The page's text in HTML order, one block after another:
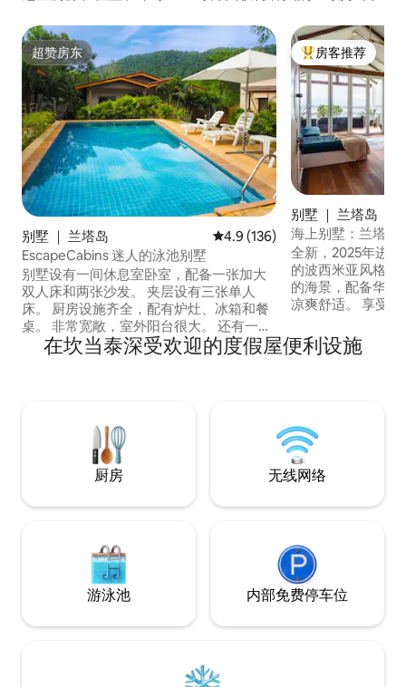
超赞房东
超赞房东
别墅 ｜ 兰塔岛 平均评分 4.9 分（满分 5 分），
4.9 (136)
EscapeCabins 迷人的泳池别墅
别墅设有一间休息室卧室，配备一张加大
双人床和两张沙发。 夹层设有三张单人
床。 厨房设施齐全，配有炉灶、冰箱和餐
桌。 非常宽敞，室外阳台很大。 还有一台
42英寸电视，可收看Netflix等。 自2024年
5月1日起拥有新的所有权。 我们在 2024
好，非常棒，很有趣，我们很高兴接待他
热门「房客推荐」
房客推荐
别墅 ｜ 兰塔岛
海上别墅：兰塔老
全新，2025年进行了全
的波西米亚风格私
的海景，配备华丽
凉爽舒适。 享受
放松身心或远程办
Lanta）东海岸宁
在坎当泰深受欢迎的度假屋便利设施
厨房 无线网络
游泳池 内部免费停车位